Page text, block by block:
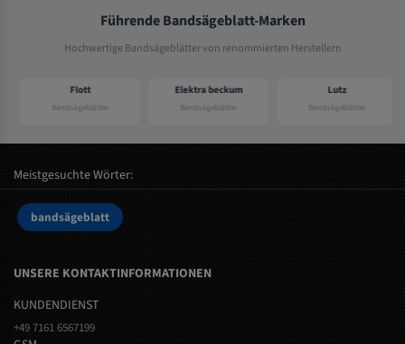
Führende Bandsägeblatt-Marken
Hochwertige Bandsägeblätter von renommierten Herstellern
Flott
Bandsägeblätter
Elektra beckum
Bandsägeblätter
Lutz
Bandsägeblätter
Meistgesuchte Wörter:
bandsägeblatt
UNSERE KONTAKTINFORMATIONEN
KUNDENDIENST
+49 7161 6567199